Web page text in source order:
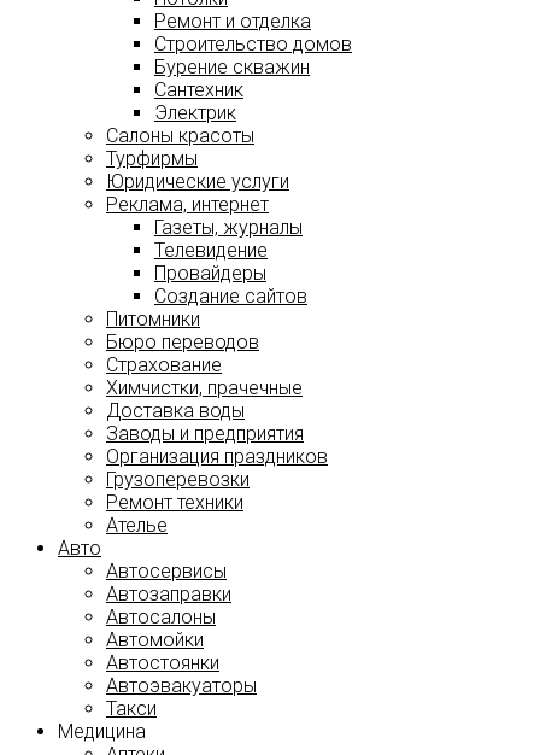
Ремонт и отделка
Строительство домов
Бурение скважин
Сантехник
Электрик
Салоны красоты
Турфирмы
Юридические услуги
Реклама, интернет
Газеты, журналы
Телевидение
Провайдеры
Создание сайтов
Питомники
Бюро переводов
Страхование
Химчистки, прачечные
Доставка воды
Заводы и предприятия
Организация праздников
Грузоперевозки
Ремонт техники
Ателье
Авто
Автосервисы
Автозаправки
Автосалоны
Автомойки
Автостоянки
Автоэвакуаторы
Такси
Медицина